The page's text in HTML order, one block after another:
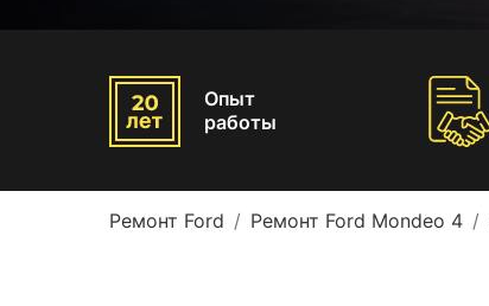
Опыт
работы
Ремонт Ford Ремонт Ford Mondeo 4